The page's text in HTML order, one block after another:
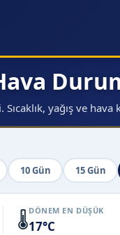
yağış ve hava
10 Gün 15 Gün
🌡️DÖNEM EN DÜŞÜK
17°C